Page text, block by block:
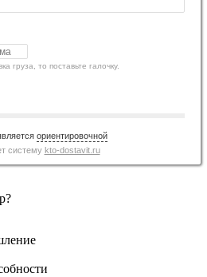
груза, то поставьте галочку.
ориентировочной
систему kto-dostavit.ru